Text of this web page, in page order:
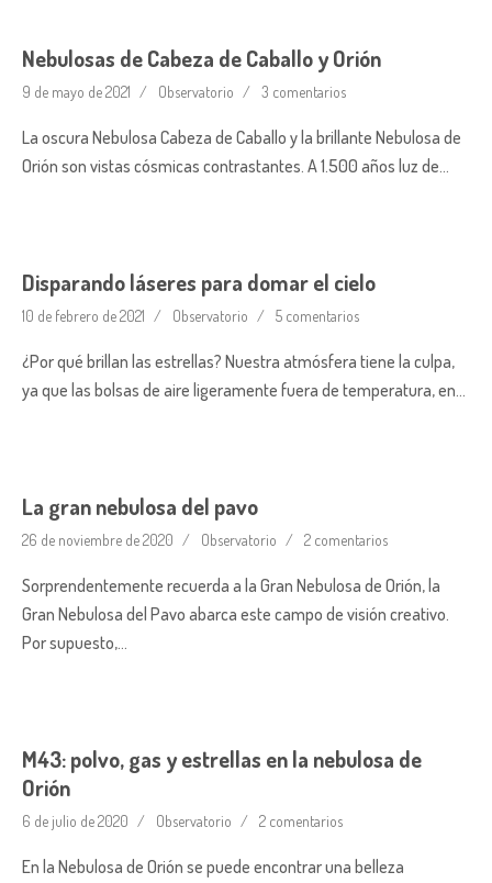
Nebulosas de Cabeza de Caballo y Orión
9 de mayo de 2021 Observatorio 3 comentarios
La oscura Nebulosa Cabeza de Caballo y la brillante Nebulosa de
Orión son vistas cósmicas contrastantes. A 1.500 años luz de…
Disparando láseres para domar el cielo
10 de febrero de 2021 Observatorio 5 comentarios
¿Por qué brillan las estrellas? Nuestra atmósfera tiene la culpa,
ya que las bolsas de aire ligeramente fuera de temperatura, en…
La gran nebulosa del pavo
26 de noviembre de 2020 Observatorio 2 comentarios
Sorprendentemente recuerda a la Gran Nebulosa de Orión, la
Gran Nebulosa del Pavo abarca este campo de visión creativo.
Por supuesto,…
M43: polvo, gas y estrellas en la nebulosa de
Orión
6 de julio de 2020 Observatorio 2 comentarios
En la Nebulosa de Orión se puede encontrar una belleza